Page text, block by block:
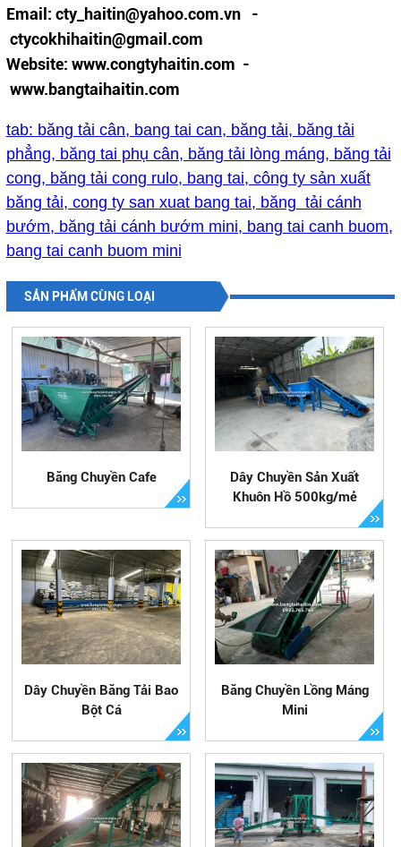
Email: cty_haitin@yahoo.com.vn -
ctycokhihaitin@gmail.com
Website: www.congtyhaitin.com -
www.bangtaihaitin.com
tab: băng tải cân, bang tai can, băng tải, băng tải
phẳng, băng tai phụ cân, băng tải lòng máng, băng tải
cong, băng tải cong rulo, bang tai, công ty sản xuất
băng tải, cong ty san xuat bang tai, băng tải cánh
bướm, băng tải cánh bướm mini, bang tai canh buom,
bang tai canh buom mini
SẢN PHẨM CÙNG LOẠI
Băng Chuyền Cafe
Dây Chuyền Sản Xuất
Khuôn Hồ 500kg/mẻ
Dây Chuyền Băng Tải Bao
Bột Cá
Băng Chuyền Lồng Máng
Mini